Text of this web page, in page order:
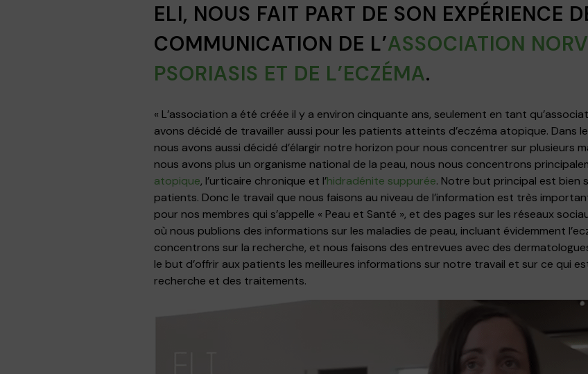
ELI, NOUS FAIT PART DE SON EXPÉRIENCE
COMMUNICATION DE L’ASSOCIATION
PSORIASIS ET DE L’ECZÉMA.
« L’association a été créée il y a environ cinquante ans, seulement en tant
avons décidé de travailler aussi pour les patients atteints d’eczéma atopique. Dans
nous avons aussi décidé d’élargir notre horizon pour nous concentrer sur plusieurs
nous avons plus un organisme national de la peau, nous nous concentrons
atopique, l’urticaire chronique et l’hidradénite suppurée. Notre but principal est bien
patients. Donc le travail que nous faisons au niveau de l’information est très
pour nos membres qui s’appelle « Peau et Santé », et des pages sur les réseaux
où nous publions des informations sur les maladies de peau, incluant évidemment
concentrons sur la recherche, et nous faisons des entrevues avec des
le but d’offrir aux patients les meilleures informations sur notre travail et sur ce qui
recherche et des traitements.